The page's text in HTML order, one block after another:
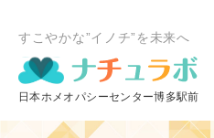
すこやかな”イノチ”を未来へ